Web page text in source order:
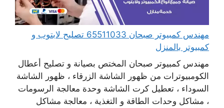
مهندس كمبيوتر صبحان 65511033 تصليح لابتوب و
كمبيوتر بالمنزل
مهندس كمبيوتر صبحان المختص بصيانة و تصليح أعطال
الكومبيوترات من ظهور الشاشة الزرقاء ، ظهور الشاشة
السوداء ، تعطيل كرت الشاشة وحدة معالجة الرسومات
، مشاكل وحدات الطاقة و التغذية ، معالجة مشاكل